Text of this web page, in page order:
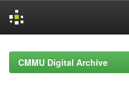
navigationCMMU Digital Archive